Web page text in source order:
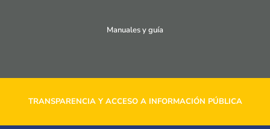
Manuales y guía
TRANSPARENCIA Y ACCESO A INFORMACIÓN PÚBLICA